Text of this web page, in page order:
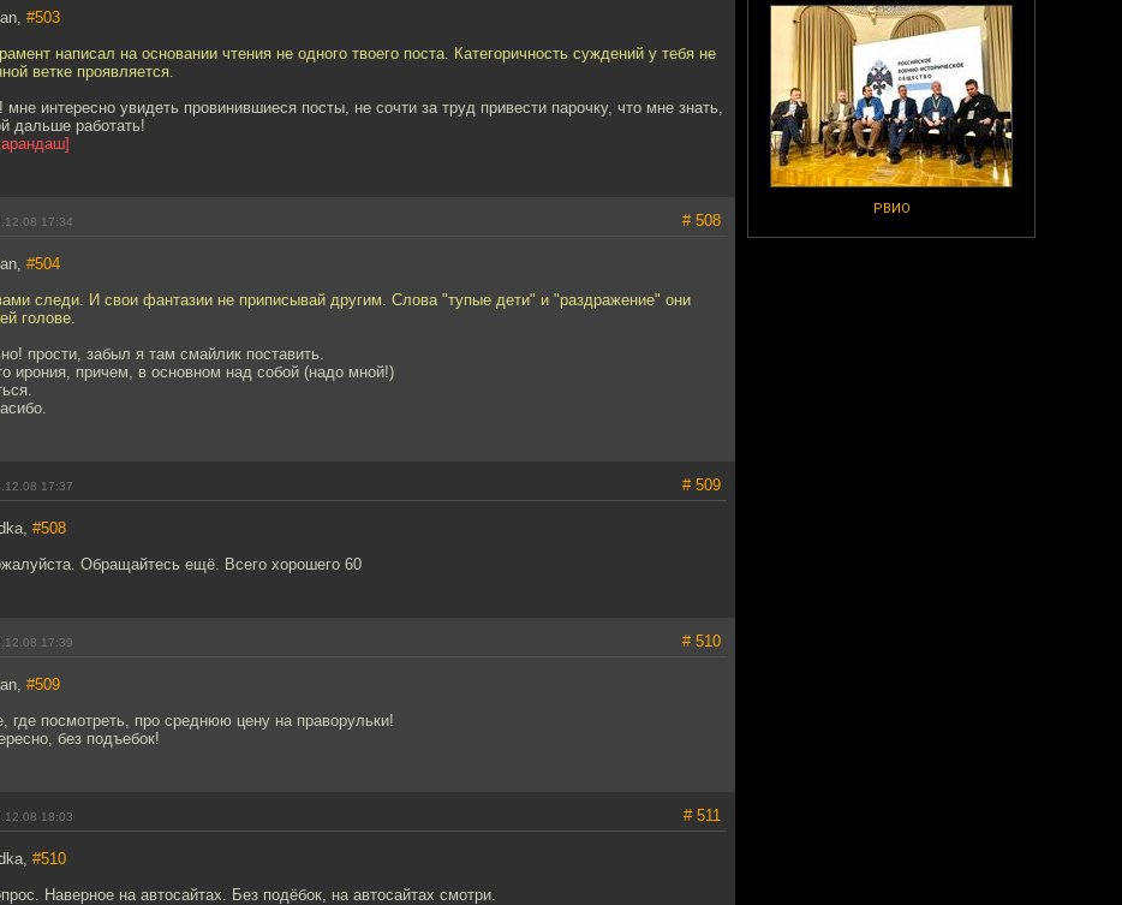
РВИО
#503
написал на основании чтения не одного твоего поста. Категоричность суждений у тебя не
ветке проявляется.
мне интересно увидеть провинившиеся посты, не сочти за труд привести парочку, что мне знать,
дальше работать!
17:34 # 508
#504
следи. И свои фантазии не приписывай другим. Слова "тупые дети" и "раздражение" они
голове.
прости, забыл я там смайлик поставить.
ирония, причем, в основном над собой (надо мной!)
17:37 # 509
#508
Обращайтесь ещё. Всего хорошего 60
17:39 # 510
#509
где посмотреть, про среднюю цену на праворульки!
без подъебок!
18:03 # 511
#510
Наверное на автосайтах. Без подёбок, на автосайтах смотри.